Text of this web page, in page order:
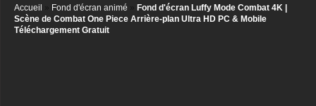
Accueil Fond d'écran animé
Fond d'écran Luffy Mode Combat 4K |
Scène de Combat One Piece Arrière-plan Ultra HD PC & Mobile
Téléchargement Gratuit